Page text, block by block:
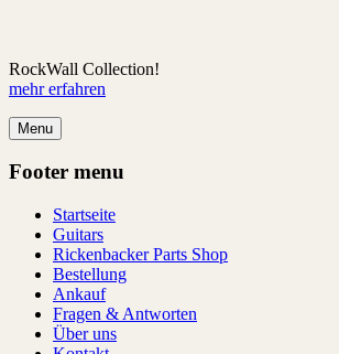
RockWall Collection!
mehr erfahren
Menu
Footer menu
Startseite
Guitars
Rickenbacker Parts Shop
Bestellung
Ankauf
Fragen & Antworten
Über uns